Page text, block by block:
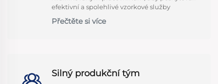
efektivní a spolehlivé vzorkové služby
Přečtěte si více
Silný produkční tým